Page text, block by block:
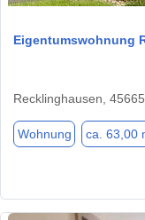
Eigentumswohnung
Recklinghausen, 45665
Wohnung ca. 63,00